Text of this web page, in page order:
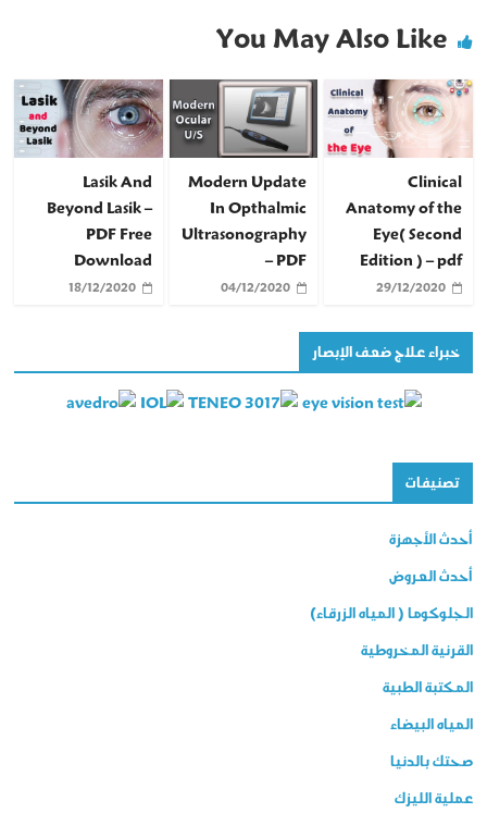
You May Also Like
Clinical
Anatomy of the
Eye( Second
Edition ) – pdf
29/12/2020
Modern Update
In Opthalmic
Ultrasonography
– PDF
04/12/2020
Lasik And
Beyond Lasik –
PDF Free
Download
18/12/2020
خبراء علاج ضعف الإبصار
تصنيفات
أحدث الأجهزة
أحدث العروض
الجلوكوما ( المياه الزرقاء)
القرنية المخروطية
المكتبة الطبية
المياه البيضاء
صحتك بالدنيا
عملية الليزك